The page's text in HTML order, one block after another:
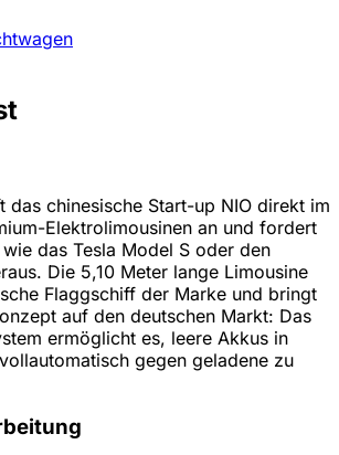
das chinesische Start-up NIO direkt im
Elektrolimousinen an und fordert
das Tesla Model S oder den
Die 5,10 Meter lange Limousine
Flaggschiff der Marke und bringt
auf den deutschen Markt: Das
ermöglicht es, leere Akkus in
gegen geladene zu